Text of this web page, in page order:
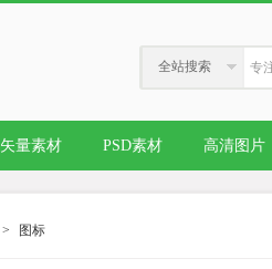
全站搜索
矢量素材 PSD素材 高清图片
> 图标